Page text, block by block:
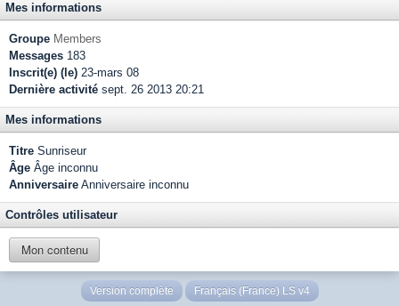
Mes informations
Groupe Members
Messages 183
Inscrit(e) (le) 23-mars 08
Dernière activité sept. 26 2013 20:21
Mes informations
Titre Sunriseur
Âge Âge inconnu
Anniversaire Anniversaire inconnu
Contrôles utilisateur
Mon contenu
Version complète Français (France) LS v4